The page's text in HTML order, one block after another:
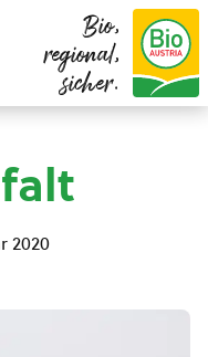
Bio,
regional,
sicher.
2020